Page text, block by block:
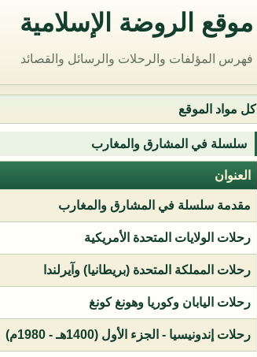
موقع الروضة الإسلامية
فهرس المؤلفات والرحلات والرسائل والقصائد
كل مواد الموقع
سلسلة في المشارق والمغارب
العنوان
مقدمة سلسلة في المشارق والمغارب
رحلات الولايات المتحدة الأمريكية
رحلات المملكة المتحدة (بريطانيا) وآيرلندا
رحلات اليابان وكوريا وهونغ كونغ
رحلات إندونيسيا - الجزء الأول (1400هـ - 1980م)